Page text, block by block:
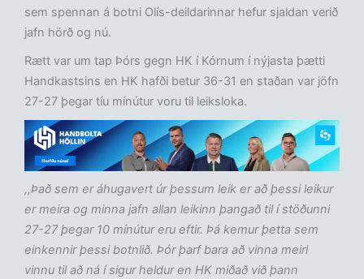
sem spennan á botni Olís-deildarinnar hefur sjaldan verið
jafn hörð og nú.
Rætt var um tap Þórs gegn HK í Kórnum í nýjasta þætti
Handkastsins en HK hafði betur 36-31 en staðan var jöfn
27-27 þegar tíu mínútur voru til leiksloka.
,,Það sem er áhugavert úr þessum leik er að þessi leikur
er meira og minna jafn allan leikinn þangað til í stöðunni
27-27 þegar 10 mínútur eru eftir. Þá kemur þetta sem
einkennir þessi botnlið. Þór þarf bara að vinna meiri
vinnu til að ná í sigur heldur en HK miðað við þann